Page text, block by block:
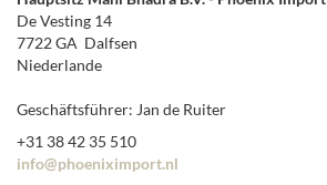
De Vesting 14
7722 GA Dalfsen
Niederlande
Geschäftsführer: Jan de Ruiter
+31 38 42 35 510
info@phoeniximport.nl